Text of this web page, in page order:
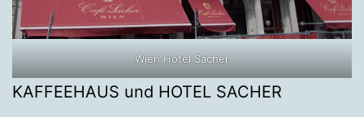
Wien Hotel Sacher
KAFFEEHAUS und HOTEL SACHER